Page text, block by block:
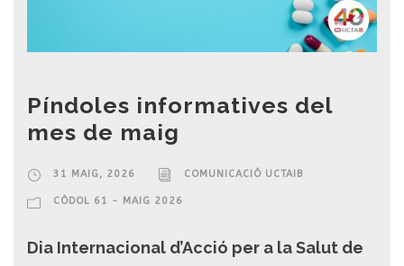
Píndoles informatives del
mes de maig
31 MAIG, 2026 COMUNICACIÓ UCTAIB
CÒDOL 61 - MAIG 2026
Dia Internacional d’Acció per a la Salut de